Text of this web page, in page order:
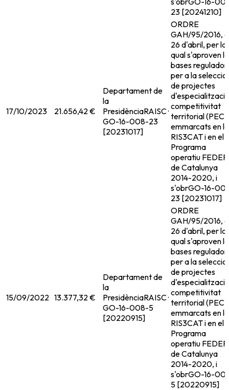
23 [20241210]
17/10/2023 21.656,42 €
Departament de
la
PresidènciaRAISC ·
GO-16-008-23
[20231017]
ORDRE
GAH/95/2016,
26 d'abril, per la
qual s'aproven
bases
per a la seleccio
de projectes
competitivitat
territorial
emmarcats en la
RIS3CAT i en el
Programa
operatiu FEDER
de Catalunya
2014-2020, i
s'obrGO-16-
23 [20231017]
15/09/2022 13.377,32 €
Departament de
la
PresidènciaRAISC ·
GO-16-008-5
[20220915]
ORDRE
GAH/95/2016,
26 d'abril, per la
qual s'aproven
bases
per a la seleccio
de projectes
competitivitat
territorial
emmarcats en la
RIS3CAT i en el
Programa
operatiu FEDER
de Catalunya
2014-2020, i
s'obrGO-16-
5 [20220915]